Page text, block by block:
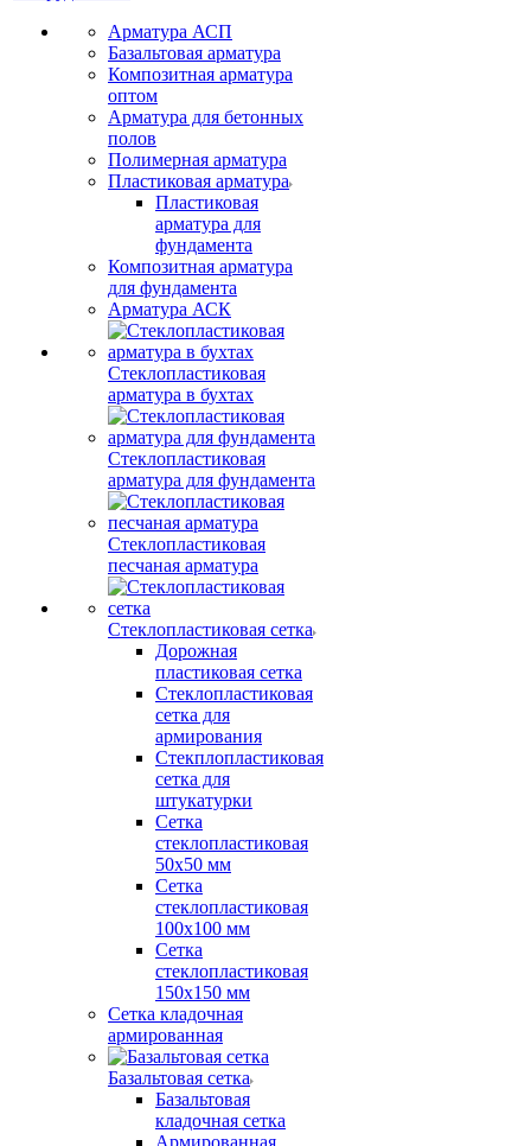
Арматура АСП
Базальтовая арматура
Композитная арматура
оптом
Арматура для бетонных
полов
Полимерная арматура
Пластиковая арматура
Пластиковая
арматура для
фундамента
Композитная арматура
для фундамента
Арматура АСК
Стеклопластиковая
арматура в бухтах
Стеклопластиковая
арматура для фундамента
Стеклопластиковая
песчаная арматура
Стеклопластиковая сетка
Дорожная
пластиковая сетка
Стеклопластиковая
сетка для
армирования
Стекплопластиковая
сетка для
штукатурки
Сетка
стеклопластиковая
50x50 мм
Сетка
стеклопластиковая
100x100 мм
Сетка
стеклопластиковая
150x150 мм
Сетка кладочная
армированная
Базальтовая сетка
Базальтовая
кладочная сетка
Армированная